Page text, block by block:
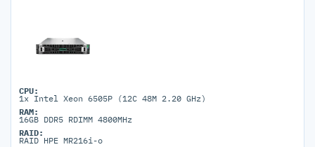
CPU:
1x Intel Xeon 6505P (12C 48M 2.20 GHz)
RAM:
16GB DDR5 RDIMM 4800MHz
RAID:
RAID HPE MR216i-o